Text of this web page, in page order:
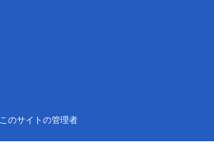
このサイトの管理者